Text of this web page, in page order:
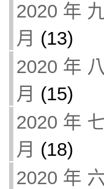
2020 年
月 (13)
2020 年 八
月 (15)
2020 年 七
月 (18)
2020 年